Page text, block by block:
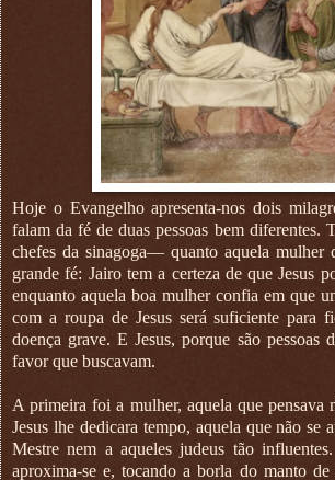
Hoje o Evangelho apresenta-nos dois
falam da fé de duas pessoas bem
chefes da sinagoga— quanto aquela mulher
grande fé: Jairo tem a certeza de que Jesus
enquanto aquela boa mulher confia em que
com a roupa de Jesus será suficiente para
doença grave. E Jesus, porque são pessoas
favor que buscavam.
A primeira foi a mulher, aquela que pensava
Jesus lhe dedicara tempo, aquela que não se
Mestre nem a aqueles judeus tão
aproxima-se e, tocando a borla do manto de